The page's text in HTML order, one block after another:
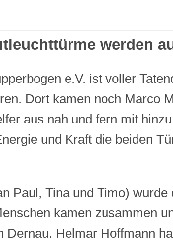
werden
e.V. ist voller
Dort kamen noch Marco
aus nah und fern mit
und Kraft die beiden
Paul, Tina und Timo) wurde
kamen zusammen
Dernau. Helmar Hoffmann